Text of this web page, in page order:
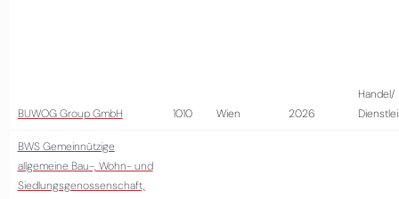
BUWOG Group GmbH 1010 Wien 2026
Handel/
BWS Gemeinnützige
allgemeine Bau-, Wohn- und
Siedlungsgenossenschaft,